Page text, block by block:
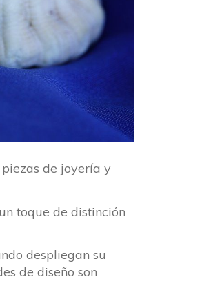
de joyería y
toque de distinción
despliegan su
de diseño son